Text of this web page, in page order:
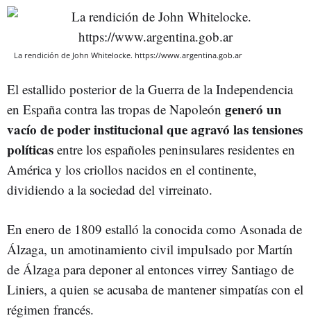
La rendición de John Whitelocke. https://www.argentina.gob.ar
El estallido posterior de la Guerra de la Independencia
en España contra las tropas de Napoleón generó un
vacío de poder institucional que agravó las tensiones
políticas entre los españoles peninsulares residentes en
América y los criollos nacidos en el continente,
dividiendo a la sociedad del virreinato.
En enero de 1809 estalló la conocida como Asonada de
Álzaga, un amotinamiento civil impulsado por Martín
de Álzaga para deponer al entonces virrey Santiago de
Liniers, a quien se acusaba de mantener simpatías con el
régimen francés.